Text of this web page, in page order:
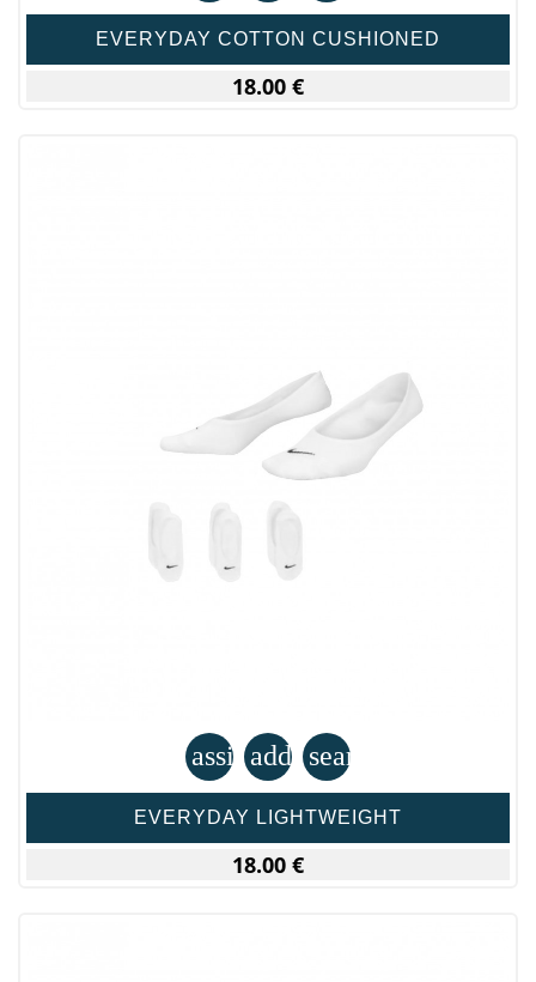
EVERYDAY COTTON CUSHIONED
18.00 €
assignment
add_shopping_cart
search
EVERYDAY LIGHTWEIGHT
18.00 €